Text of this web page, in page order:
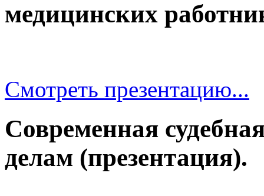
медицинских
Смотреть презентацию...
Современная
делам (презентация).